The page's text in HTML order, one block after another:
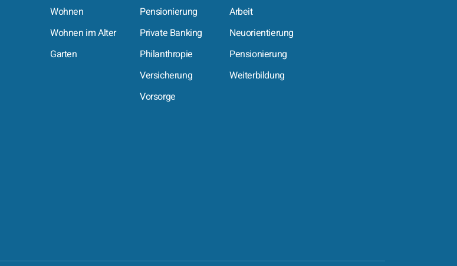
Wohnen
Wohnen im Alter
Garten
Pensionierung
Private Banking
Philanthropie
Versicherung
Vorsorge
Arbeit
Neuorientierung
Pensionierung
Weiterbildung